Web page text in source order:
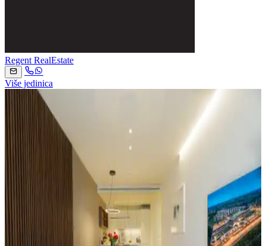
Regent RealEstate
Više jedinica